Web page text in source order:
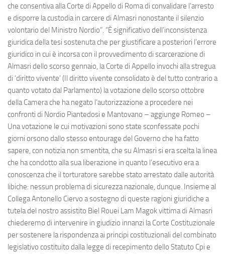
che consentiva alla Corte di Appello di Roma di convalidare l’arresto
e disporre la custodia in carcere di Almasri nonostante il silenzio
volontario del Ministro Nordio”. “È significativo dell’inconsistenza
giuridica della tesi sostenuta che per giustificare a posteriori l’errore
giuridico in cui è incorsa con il provvedimento di scarcerazione di
Almasri dello scorso gennaio, la Corte di Appello invochi alla stregua
di ‘diritto vivente’ (Il diritto vivente consolidato è del tutto contrario a
quanto votato dal Parlamento) la votazione dello scorso ottobre
della Camera che ha negato l’autorizzazione a procedere nei
confronti di Nordio Piantedosi e Mantovano – aggiunge Romeo –
Una votazione le cui motivazioni sono state sconfessate pochi
giorni orsono dallo stesso entourage del Governo che ha fatto
sapere, con notizia non smentita, che su Almasri si era scelta la linea
che ha condotto alla sua liberazione in quanto l’esecutivo era a
conoscenza che il torturatore sarebbe stato arrestato dalle autorità
libiche: nessun problema di sicurezza nazionale, dunque. Insieme al
Collega Antonello Ciervo a sostegno di queste ragioni giuridiche a
tutela del nostro assistito Biel Rouei Lam Magok vittima di Almasri
chiederemo di intervenire in giudizio innanzi la Corte Costituzionale
per sostenere la rispondenza ai principi costituzionali del combinato
legislativo costituito dalla legge di recepimento dello Statuto Cpi e